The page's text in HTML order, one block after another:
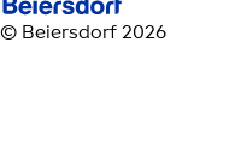
© Beiersdorf 2026